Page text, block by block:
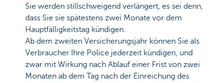
Sie werden stillschweigend verlängert, es sei denn,
dass Sie sie spätestens zwei Monate vor dem
Hauptfälligkeitstag kündigen.
Ab dem zweiten Versicherungsjahr können Sie als
Verbraucher Ihre Police jederzeit kündigen, und
zwar mit Wirkung nach Ablauf einer Frist von zwei
Monaten ab dem Tag nach der Einreichung des